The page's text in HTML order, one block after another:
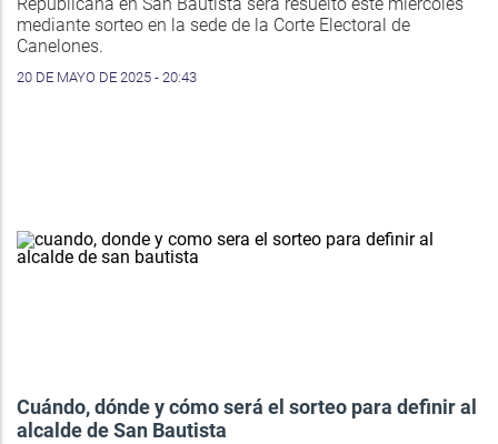
Republicana en San Bautista será resuelto este miércoles
mediante sorteo en la sede de la Corte Electoral de
Canelones.
20 DE MAYO DE 2025 - 20:43
Cuándo, dónde y cómo será el sorteo para definir al
alcalde de San Bautista